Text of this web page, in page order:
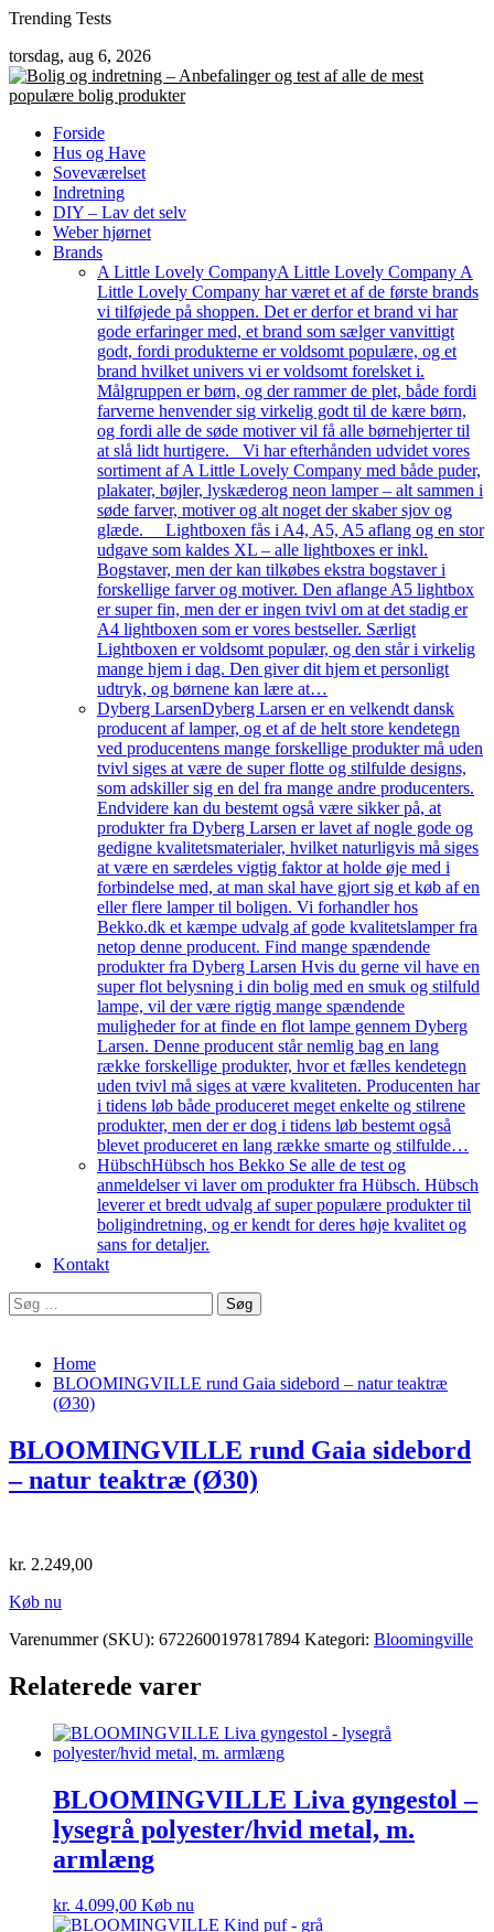
Skip
content
Trending Tests
torsdag, aug 6, 2026
Forside
Hus og Have
Soveværelset
Indretning
DIY – Lav det selv
Weber hjørnet
Brands
A Little Lovely CompanyA Little Lovely Company A
Little Lovely Company har været et af de første brands
vi tilføjede på shoppen. Det er derfor et brand vi har
gode erfaringer med, et brand som sælger vanvittigt
godt, fordi produkterne er voldsomt populære, og et
brand hvilket univers vi er voldsomt forelsket i.
Målgruppen er børn, og der rammer de plet, både fordi
farverne henvender sig virkelig godt til de kære børn,
og fordi alle de søde motiver vil få alle børnehjerter til
at slå lidt hurtigere. Vi har efterhånden udvidet vores
sortiment af A Little Lovely Company med både puder,
plakater, bøjler, lyskæderog neon lamper – alt sammen i
søde farver, motiver og alt noget der skaber sjov og
glæde. Lightboxen fås i A4, A5, A5 aflang og en stor
udgave som kaldes XL – alle lightboxes er inkl.
Bogstaver, men der kan tilkøbes ekstra bogstaver i
forskellige farver og motiver. Den aflange A5 lightbox
er super fin, men der er ingen tvivl om at det stadig er
A4 lightboxen som er vores bestseller. Særligt
Lightboxen er voldsomt populær, og den står i virkelig
mange hjem i dag. Den giver dit hjem et personligt
udtryk, og børnene kan lære at…
Dyberg LarsenDyberg Larsen er en velkendt dansk
producent af lamper, og et af de helt store kendetegn
ved producentens mange forskellige produkter må uden
tvivl siges at være de super flotte og stilfulde designs,
som adskiller sig en del fra mange andre producenters.
Endvidere kan du bestemt også være sikker på, at
produkter fra Dyberg Larsen er lavet af nogle gode og
gedigne kvalitetsmaterialer, hvilket naturligvis må siges
at være en særdeles vigtig faktor at holde øje med i
forbindelse med, at man skal have gjort sig et køb af en
eller flere lamper til boligen. Vi forhandler hos
Bekko.dk et kæmpe udvalg af gode kvalitetslamper fra
netop denne producent. Find mange spændende
produkter fra Dyberg Larsen Hvis du gerne vil have en
super flot belysning i din bolig med en smuk og stilfuld
lampe, vil der være rigtig mange spændende
muligheder for at finde en flot lampe gennem Dyberg
Larsen. Denne producent står nemlig bag en lang
række forskellige produkter, hvor et fælles kendetegn
uden tvivl må siges at være kvaliteten. Producenten har
i tidens løb både produceret meget enkelte og stilrene
produkter, men der er dog i tidens løb bestemt også
blevet produceret en lang række smarte og stilfulde…
HübschHübsch hos Bekko Se alle de test og
anmeldelser vi laver om produkter fra Hübsch. Hübsch
leverer et bredt udvalg af super populære produkter til
boligindretning, og er kendt for deres høje kvalitet og
sans for detaljer.
Kontakt
Søg
efter:
Home
BLOOMINGVILLE rund Gaia sidebord – natur teaktræ
(Ø30)
BLOOMINGVILLE rund Gaia sidebord
– natur teaktræ (Ø30)
kr. 2.249,00
Køb nu
Varenummer (SKU): 6722600197817894 Kategori: Bloomingville
Relaterede varer
BLOOMINGVILLE Liva gyngestol –
lysegrå polyester/hvid metal, m.
armlæng
kr. 4.099,00 Køb nu